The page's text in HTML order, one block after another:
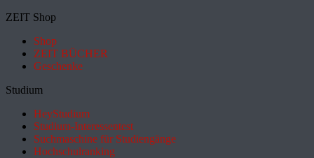
ZEIT Shop
Shop
ZEIT BÜCHER
Geschenke
Studium
HeyStudium
Studium-Interessentest
Suchmaschine für Studiengänge
Hochschulranking